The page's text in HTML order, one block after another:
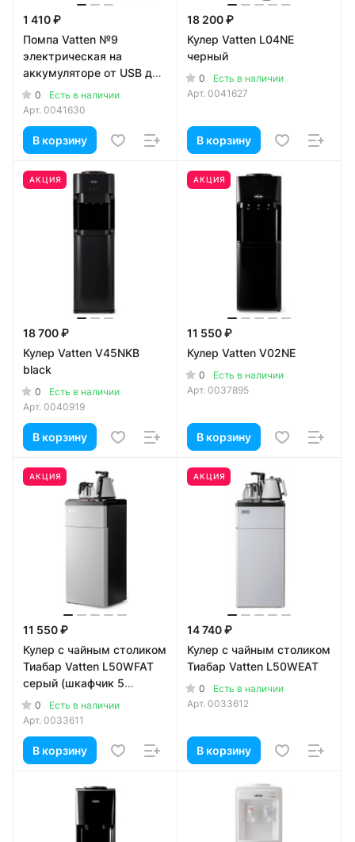
1 410 ₽
Помпа Vatten №9
электрическая на
аккумуляторе от USB для
19л бутылей
0
Есть в наличии
Арт. 0041630
В корзину
18 200 ₽
Кулер Vatten L04NE
черный
0
Есть в наличии
Арт. 0041627
В корзину
АКЦИЯ
18 700 ₽
Кулер Vatten V45NKB
black
0
Есть в наличии
Арт. 0040919
В корзину
АКЦИЯ
11 550 ₽
Кулер Vatten V02NE
0
Есть в наличии
Арт. 0037895
В корзину
АКЦИЯ
11 550 ₽
Кулер с чайным столиком
Тиабар Vatten L50WFAT
серый (шкафчик 5
литров)
0
Есть в наличии
Арт. 0033611
В корзину
АКЦИЯ
14 740 ₽
Кулер с чайным столиком
Тиабар Vatten L50WEAT
0
Есть в наличии
Арт. 0033612
В корзину